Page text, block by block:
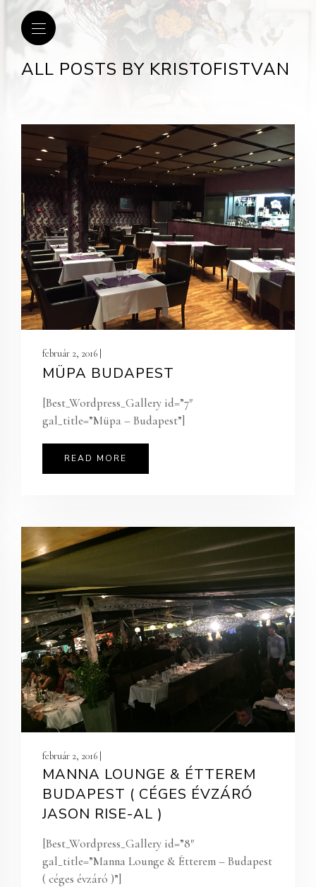
ALL POSTS BY KRISTOFISTVAN
február 2, 2016 |
MÜPA BUDAPEST
[Best_Wordpress_Gallery id=”7″
gal_title=”Müpa – Budapest”]
READ MORE
február 2, 2016 |
MANNA LOUNGE & ÉTTEREM
BUDAPEST ( CÉGES ÉVZÁRÓ
JASON RISE-AL )
[Best_Wordpress_Gallery id=”8″
gal_title=”Manna Lounge & Étterem – Budapest
( céges évzáró )”]